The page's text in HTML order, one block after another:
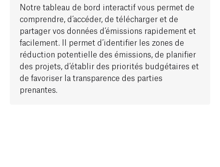
Notre tableau de bord interactif vous permet de
comprendre, d’accéder, de télécharger et de
partager vos données d’émissions rapidement et
facilement. Il permet d’identifier les zones de
réduction potentielle des émissions, de planifier
des projets, d’établir des priorités budgétaires et
de favoriser la transparence des parties
prenantes.